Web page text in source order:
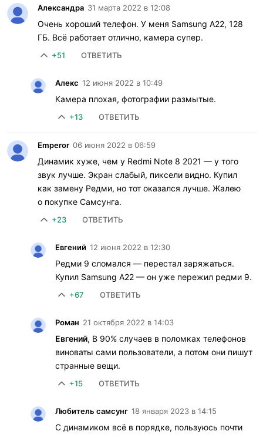
Александра 31 марта 2022 в 12:08
Очень хороший телефон. У меня Samsung A22, 128
ГБ. Всё работает отлично, камера супер.
+51 ОТВЕТИТЬ
Алекс 12 июня 2022 в 10:49
Камера плохая, фотографии размытые.
+13 ОТВЕТИТЬ
Emperor 06 июня 2022 в 06:59
Динамик хуже, чем у Redmi Note 8 2021 — у того
звук лучше. Экран слабый, пиксели видно. Купил
как замену Редми, но тот оказался лучше. Жалею
о покупке Самсунга.
+23 ОТВЕТИТЬ
Евгений 12 июня 2022 в 12:30
Редми 9 сломался — перестал заряжаться.
Купил Samsung A22 — он уже пережил редми 9.
+67 ОТВЕТИТЬ
Роман 21 октября 2022 в 14:03
Евгений, В 90% случаев в поломках телефонов
виноваты сами пользователи, а потом они пишут
странные вещи.
+15 ОТВЕТИТЬ
Любитель самсунг 18 января 2023 в 14:15
С динамиком всё в порядке, пользуюсь почти